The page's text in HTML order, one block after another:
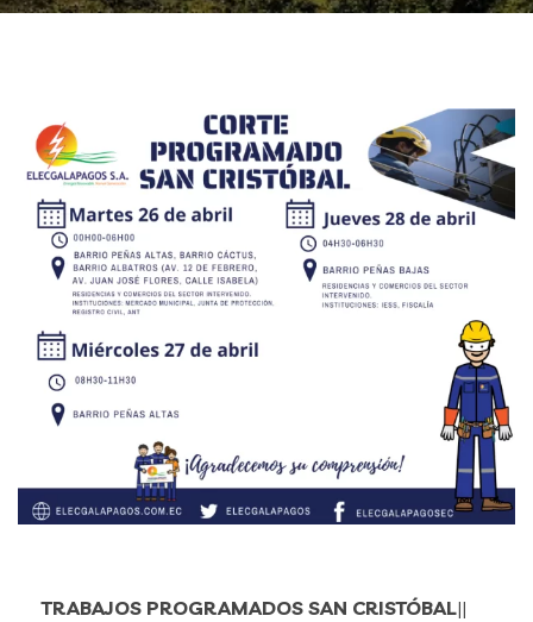
TRABAJOS PROGRAMADOS SAN CRISTÓBAL||